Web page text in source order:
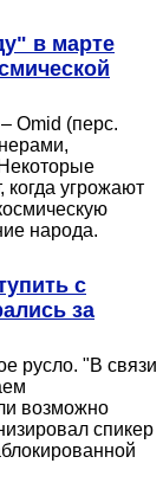
в марте
Omid (перс.
угрожают
народа.
с
за
русло. "В связи
возможно
спикер